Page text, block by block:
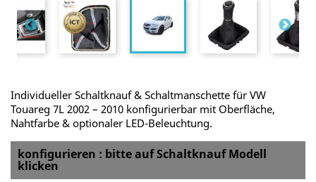
Individueller Schaltknauf & Schaltmanschette für VW
Touareg 7L 2002 – 2010 konfigurierbar mit Oberfläche,
Nahtfarbe & optionaler LED-Beleuchtung.
konfigurieren : bitte auf Schaltknauf Modell
klicken